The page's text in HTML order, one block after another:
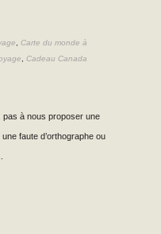
, Carte du monde à
, Cadeau Canada
pas à nous proposer une
faute d’orthographe ou